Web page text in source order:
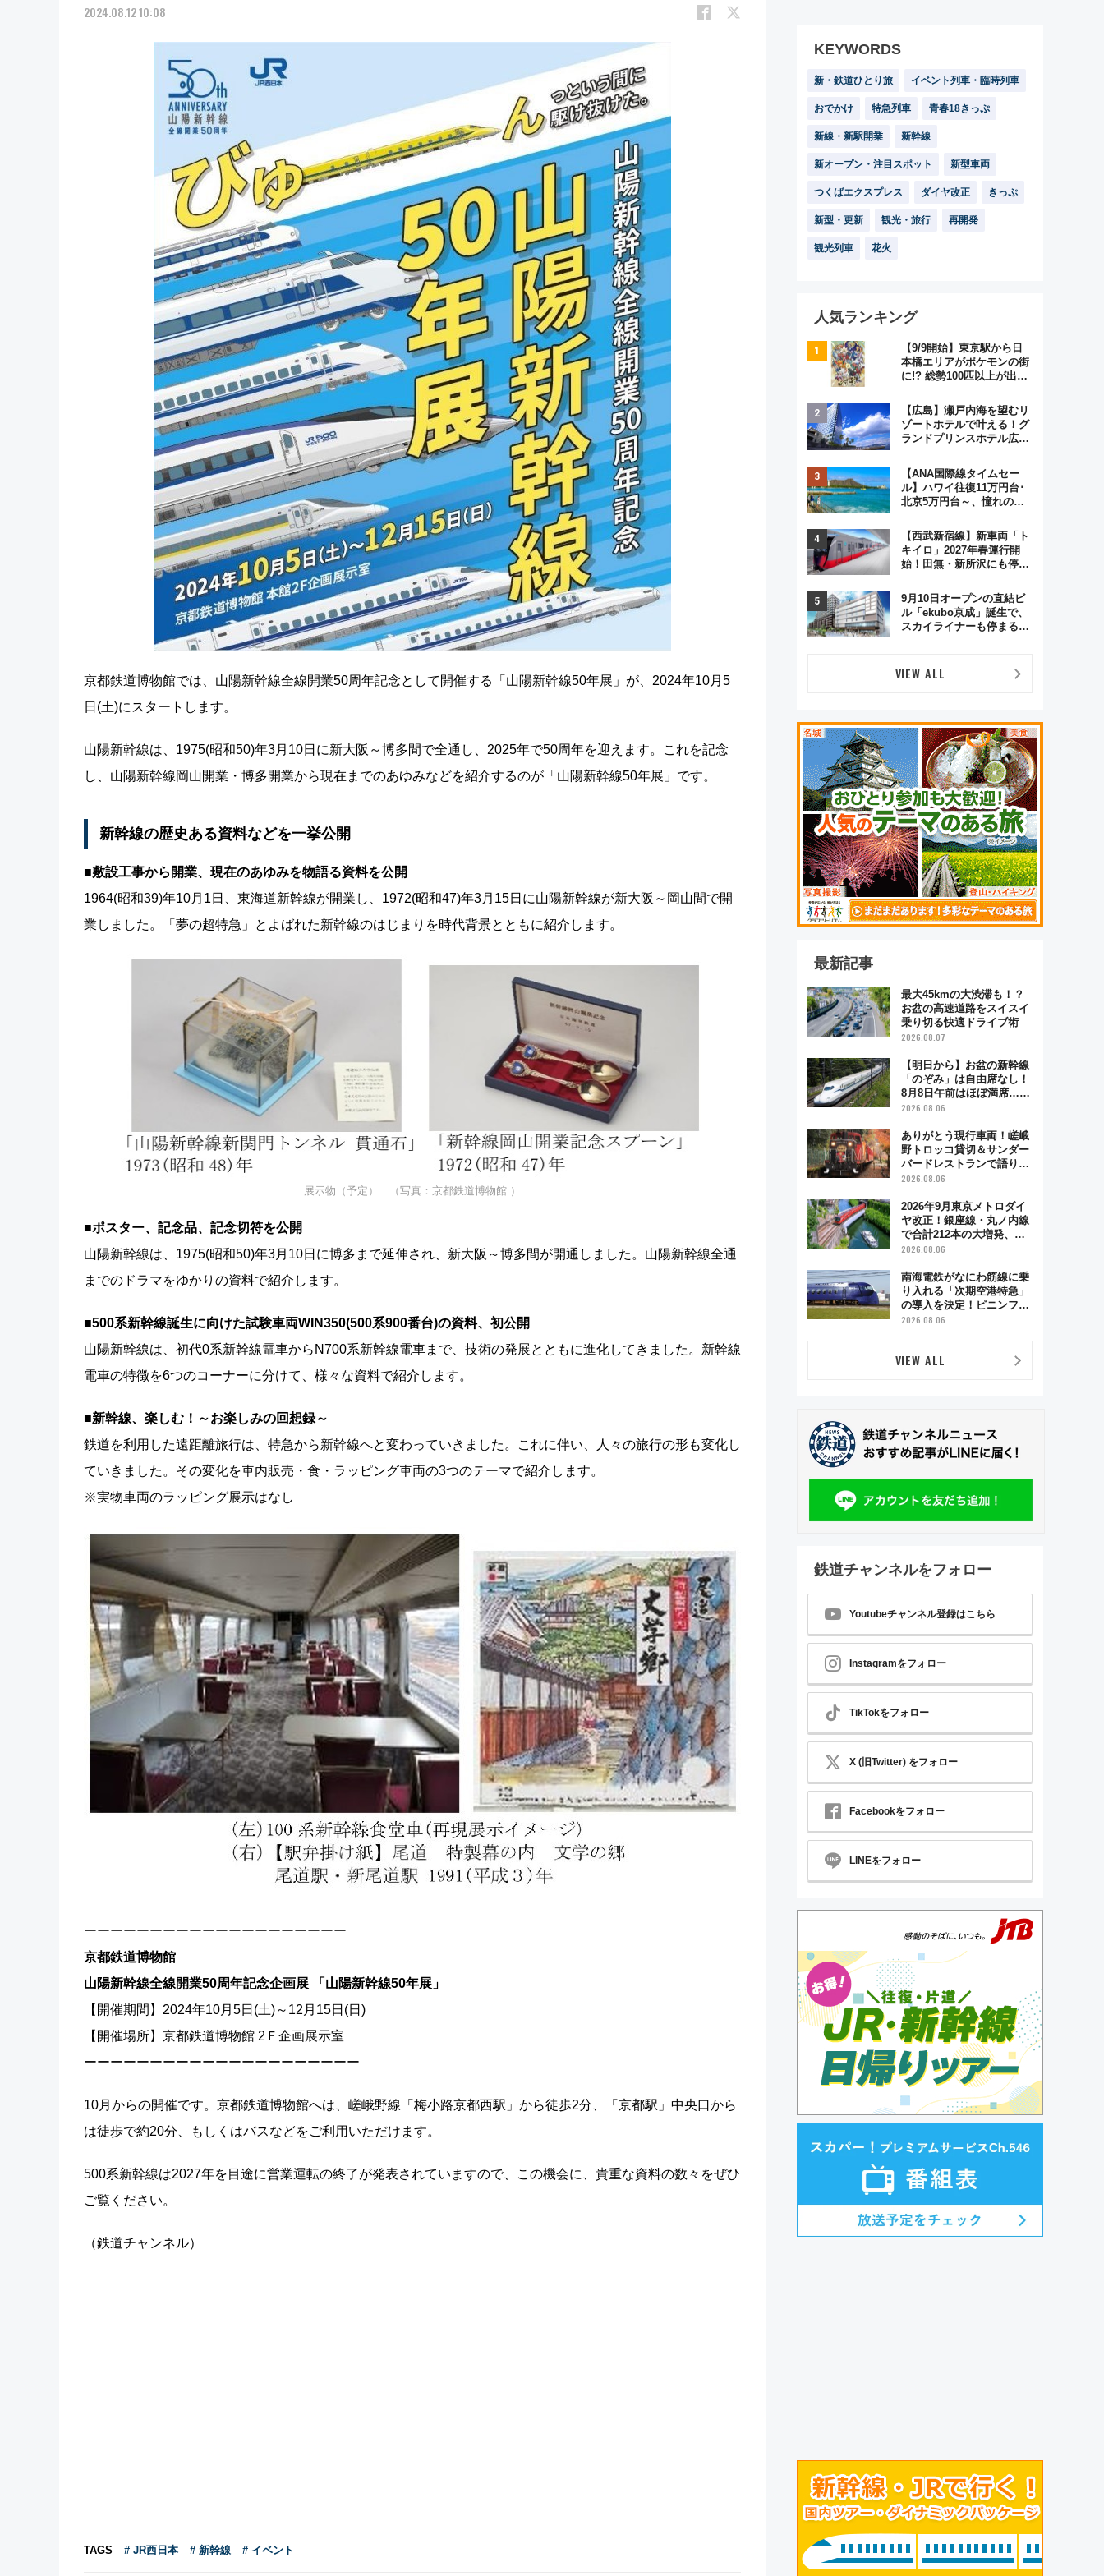
2024.08.12 10:08
京都鉄道博物館では、山陽新幹線全線開業50周年記念として開催する「山陽新幹線50年展」が、2024年10月5
日(土)にスタートします。
山陽新幹線は、1975(昭和50)年3月10日に新大阪～博多間で全通し、2025年で50周年を迎えます。これを記念
し、山陽新幹線岡山開業・博多開業から現在までのあゆみなどを紹介するのが「山陽新幹線50年展」です。
新幹線の歴史ある資料などを一挙公開
■敷設工事から開業、現在のあゆみを物語る資料を公開
1964(昭和39)年10月1日、東海道新幹線が開業し、1972(昭和47)年3月15日に山陽新幹線が新大阪～岡山間で開
業しました。「夢の超特急」とよばれた新幹線のはじまりを時代背景とともに紹介します。
展示物（予定） （写真：京都鉄道博物館 ）
■ポスター、記念品、記念切符を公開
山陽新幹線は、1975(昭和50)年3月10日に博多まで延伸され、新大阪～博多間が開通しました。山陽新幹線全通
までのドラマをゆかりの資料で紹介します。
■500系新幹線誕生に向けた試験車両WIN350(500系900番台)の資料、初公開
山陽新幹線は、初代0系新幹線電車からN700系新幹線電車まで、技術の発展とともに進化してきました。新幹線
電車の特徴を6つのコーナーに分けて、様々な資料で紹介します。
■新幹線、楽しむ！～お楽しみの回想録～
鉄道を利用した遠距離旅行は、特急から新幹線へと変わっていきました。これに伴い、人々の旅行の形も変化し
ていきました。その変化を車内販売・食・ラッピング車両の3つのテーマで紹介します。
※実物車両のラッピング展示はなし
ーーーーーーーーーーーーーーーーーーーー
京都鉄道博物館
山陽新幹線全線開業50周年記念企画展 「山陽新幹線50年展」
【開催期間】2024年10月5日(土)～12月15日(日)
【開催場所】京都鉄道博物館 2Ｆ企画展示室
ーーーーーーーーーーーーーーーーーーーーー
10月からの開催です。京都鉄道博物館へは、嵯峨野線「梅小路京都西駅」から徒歩2分、「京都駅」中央口から
は徒歩で約20分、もしくはバスなどをご利用いただけます。
500系新幹線は2027年を目途に営業運転の終了が発表されていますので、この機会に、貴重な資料の数々をぜひ
ご覧ください。
（鉄道チャンネル）
TAGS # JR西日本 # 新幹線 # イベント
KEYWORDS
新・鉄道ひとり旅 イベント列車・臨時列車
おでかけ 特急列車 青春18きっぷ
新線・新駅開業 新幹線
新オープン・注目スポット 新型車両
つくばエクスプレス ダイヤ改正 きっぷ
新型・更新 観光・旅行 再開発
観光列車 花火
人気ランキング
【9/9開始】東京駅から日
本橋エリアがポケモンの街
に!? 総勢100匹以上が出現
格謎解き・グッズ情報まと
め
【広島】瀬戸内海を望むリ
ゾートホテルで叶える！グ
ランドプリンスホテル広島
ジュアルパーティープラン
【ANA国際線タイムセー
ル】ハワイ往復11万円台･
北京5万円台～、憧れのビ
GW旅行まで狙える激アツ
路線まとめ（8/10まで）
【西武新宿線】新車両「ト
キイロ」2027年春運行開
始！田無・新所沢にも停
弾」も
9月10日オープンの直結ビ
ル「ekubo京成」誕生で、
スカイライナーも停まる巨
公開！
VIEW ALL
最新記事
最大45kmの大渋滞も！？
お盆の高速道路をスイスイ
乗り切る快適ドライブ術
2026.08.07
【明日から】お盆の新幹線
「のぞみ」は自由席なし！
8月8日午前はほぼ満席…で
も数時間ズラせば空きが見
「空席」探しのコツ
2026.08.06
ありがとう現行車両！嵯峨
野トロッコ貸切＆サンダー
バードレストランで語り合
う秋の京都 斉藤雪乃＆福
日「京都の鉄道満喫ツア
ー」開催
2026.08.06
2026年9月東京メトロダイ
ヤ改正！銀座線・丸ノ内線
で合計212本の大増発、混
雑緩和に期待
2026.08.06
南海電鉄がなにわ筋線に乗
り入れる「次期空港特急」
の導入を決定！ピニンファ
リーナによる日本初の鉄道
2026.08.06
VIEW ALL
鉄道チャンネルをフォロー
Youtubeチャンネル登録はこちら
Instagramをフォロー
TikTokをフォロー
X (旧Twitter) をフォロー
Facebookをフォロー
LINEをフォロー